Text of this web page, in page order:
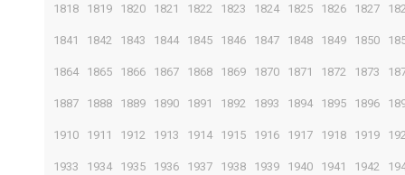
1818 1819 1820 1821 1822 1823 1824 1825 1826 1827
1841 1842 1843 1844 1845 1846 1847 1848 1849 1850
1864 1865 1866 1867 1868 1869 1870 1871 1872 1873
1887 1888 1889 1890 1891 1892 1893 1894 1895 1896
1910 1911 1912 1913 1914 1915 1916 1917 1918 1919
1933 1934 1935 1936 1937 1938 1939 1940 1941 1942